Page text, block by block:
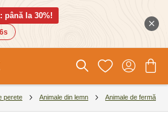
până la 30%!
5s
perete Animale din lemn Animale de fermă